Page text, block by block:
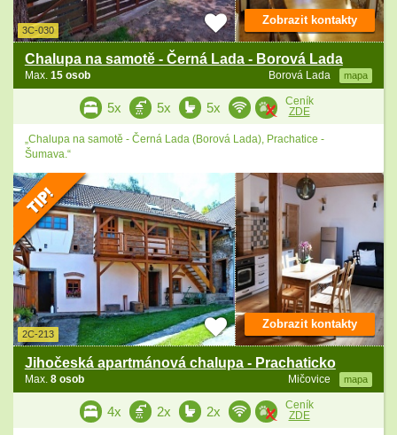
3C-030
Chalupa na samotě - Černá Lada - Borová Lada
Borová Lada mapa
Max. 15 osob
Zobrazit kontakty
5x 5x 5x
Ceník
ZDE
„Chalupa na samotě - Černá Lada (Borová Lada), Prachatice -
Šumava.“
2C-213
Jihočeská apartmánová chalupa - Prachaticko
Mičovice mapa
Max. 8 osob
Zobrazit kontakty
4x 2x 2x
Ceník
ZDE